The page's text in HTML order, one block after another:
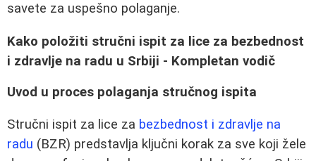
savete za uspešno polaganje.
Kako položiti stručni ispit za lice za bezbednost
i zdravlje na radu u Srbiji - Kompletan vodič
Uvod u proces polaganja stručnog ispita
Stručni ispit za lice za bezbednost i zdravlje na
radu (BZR) predstavlja ključni korak za sve koji žele